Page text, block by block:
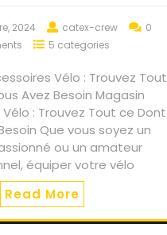
2024 catex-crew
0
5 categories
Vélo : Trouvez Tout
Avez Besoin Magasin
Vélo : Trouvez Tout ce Dont
Que vous soyez un
ou un amateur
équiper votre vélo
Read More